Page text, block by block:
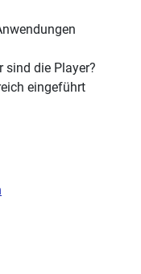
sind die Player?
eingeführt